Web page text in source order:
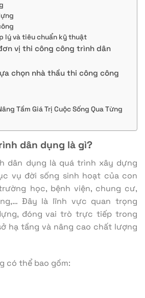
lý và tiêu chuẩn kỹ thuật
vị thi công công trình dân
chọn nhà thầu thi công công
Tầm Giá Trị Cuộc Sống Qua Từng
dân dụng là gì?
dân dụng là quá trình xây dựng
vụ đời sống sinh hoạt của con
học, bệnh viện, chung cư,
Đây là lĩnh vực quan trọng
đóng vai trò trực tiếp trong
hạ tầng và nâng cao chất lượng
có thể bao gồm: